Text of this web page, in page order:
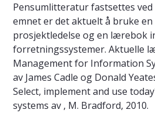
Pensumlitteratur fastsettes
emnet er det aktuelt å bruke
prosjektledelse og en lærebok
forretningssystemer. Aktuelle
Management for Information
av James Cadle og Donald
Select, implement and use
systems av , M. Bradford, 2010.